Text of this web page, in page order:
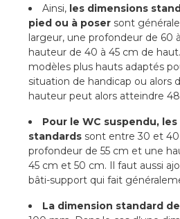
Ainsi, les dimensions
pied ou à poser sont
largeur, une profondeur de 60
hauteur de 40 à 45 cm de
modèles plus hauts adaptés
situation de handicap ou alors
hauteur peut alors atteindre
Pour le WC suspendu,
standards sont entre 30 et
profondeur de 55 cm et une
45 cm et 50 cm. Il faut aussi
bâti-support qui fait
La dimension standard